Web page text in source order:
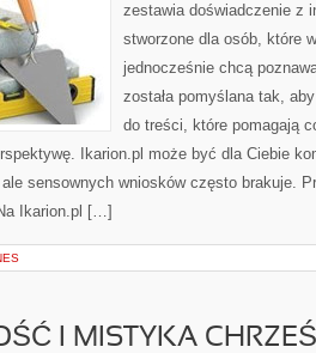
zestawia doświadczenie z
stworzone dla osób, które
jednocześnie chcą
została pomyślana tak,
do treści, które pomagają
Ikarion.pl może być dla Ciebie
sensownych wniosków często brakuje.
Ikarion.pl […]
I MISTYKA